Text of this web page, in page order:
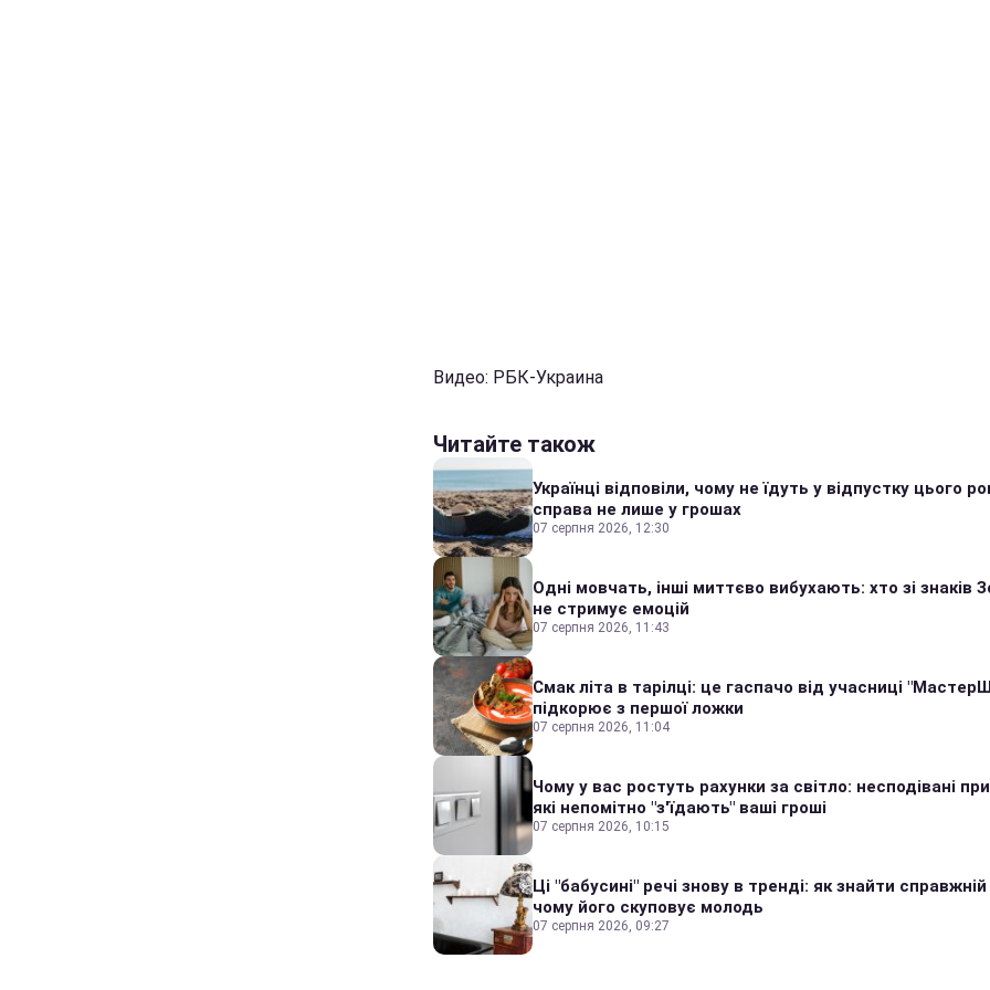
Видео: РБК-Украина
Читайте також
Українці відповіли, чому не їдуть у відпустку цього
справа не лише у грошах
07 серпня 2026, 12:30
Одні мовчать, інші миттєво вибухають: хто зі знаків
не стримує емоцій
07 серпня 2026, 11:43
Смак літа в тарілці: це гаспачо від учасниці
підкорює з першої ложки
07 серпня 2026, 11:04
Чому у вас ростуть рахунки за світло: несподівані
які непомітно "з'їдають" ваші гроші
07 серпня 2026, 10:15
Ці "бабусині" речі знову в тренді: як знайти справжній
чому його скуповує молодь
07 серпня 2026, 09:27